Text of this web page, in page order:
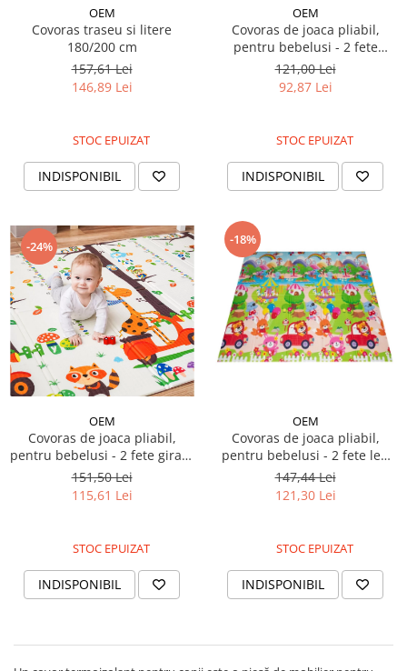
OEM
Covoras traseu si litere
180/200 cm
157,61 Lei
146,89 Lei
STOC EPUIZAT
INDISPONIBIL
OEM
Covoras de joaca pliabil,
pentru bebelusi - 2 fete
litere/cifre, 180/200/0.8cm
121,00 Lei
92,87 Lei
STOC EPUIZAT
INDISPONIBIL
-24%
OEM
Covoras de joaca pliabil,
pentru bebelusi - 2 fete girafa
pe scooter/animalute,
180/200/0.8cm
151,50 Lei
115,61 Lei
STOC EPUIZAT
INDISPONIBIL
-18%
OEM
Covoras de joaca pliabil,
pentru bebelusi - 2 fete leu
sofer/animalute
180/200/0.8cm
147,44 Lei
121,30 Lei
STOC EPUIZAT
INDISPONIBIL